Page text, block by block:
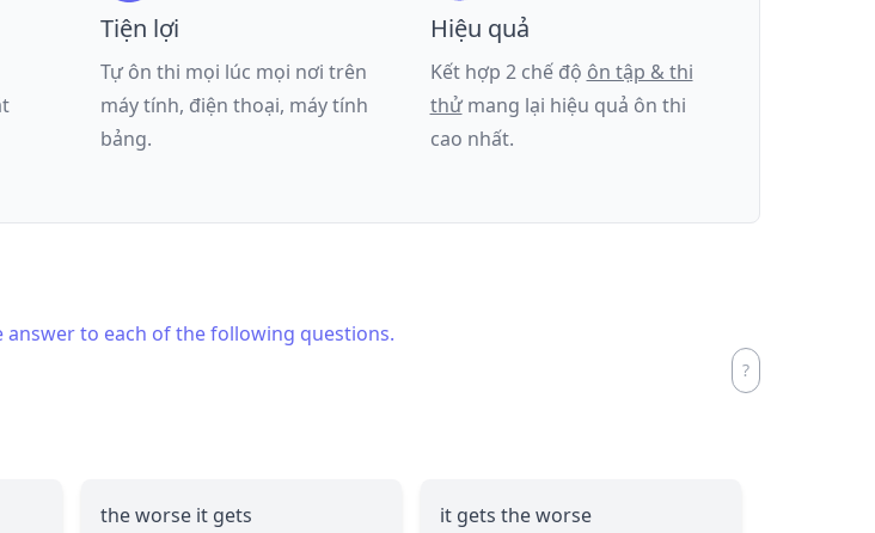
Tiện lợi
Tự ôn thi mọi lúc mọi nơi trên
máy tính, điện thoại, máy tính
bảng.
Hiệu quả
Kết hợp 2 chế độ ôn tập & thi
thửmang lại hiệu quả ôn thi
cao nhất.
to each of the following questions.
the worse it gets it gets the worse